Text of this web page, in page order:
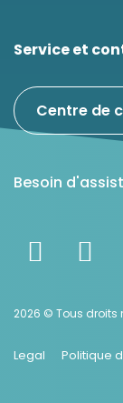
Service et
Centre de
Besoin
2026 © Tous droits
Legal Politique